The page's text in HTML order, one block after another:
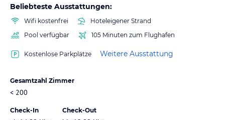
Beliebteste Ausstattungen:
Wifi kostenfrei
Hoteleigener Strand
Pool verfügbar
105 Minuten zum Flughafen
Kostenlose Parkplätze Weitere Ausstattung
Gesamtzahl Zimmer
< 200
Check-In Check-Out